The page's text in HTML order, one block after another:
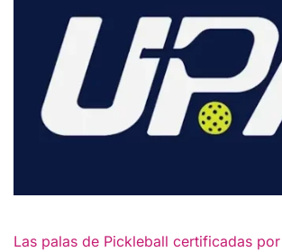
Las palas de Pickleball certificadas por